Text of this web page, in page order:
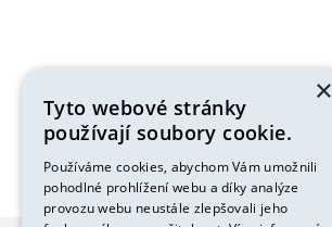
×
Tyto webové stránky
používají soubory cookie.
Používáme cookies, abychom Vám umožnili
pohodlné prohlížení webu a díky analýze
provozu webu neustále zlepšovali jeho